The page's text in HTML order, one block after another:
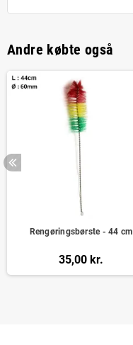
Andre købte også
Rengøringsbørste - 44 cm
35,00 kr.